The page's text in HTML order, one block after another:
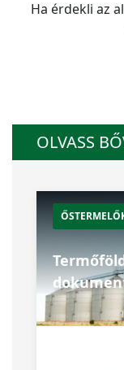
Ha érdekli az
OLVASS